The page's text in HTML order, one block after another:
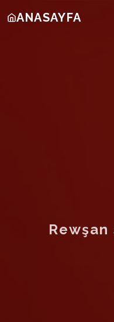
ANASAYFA